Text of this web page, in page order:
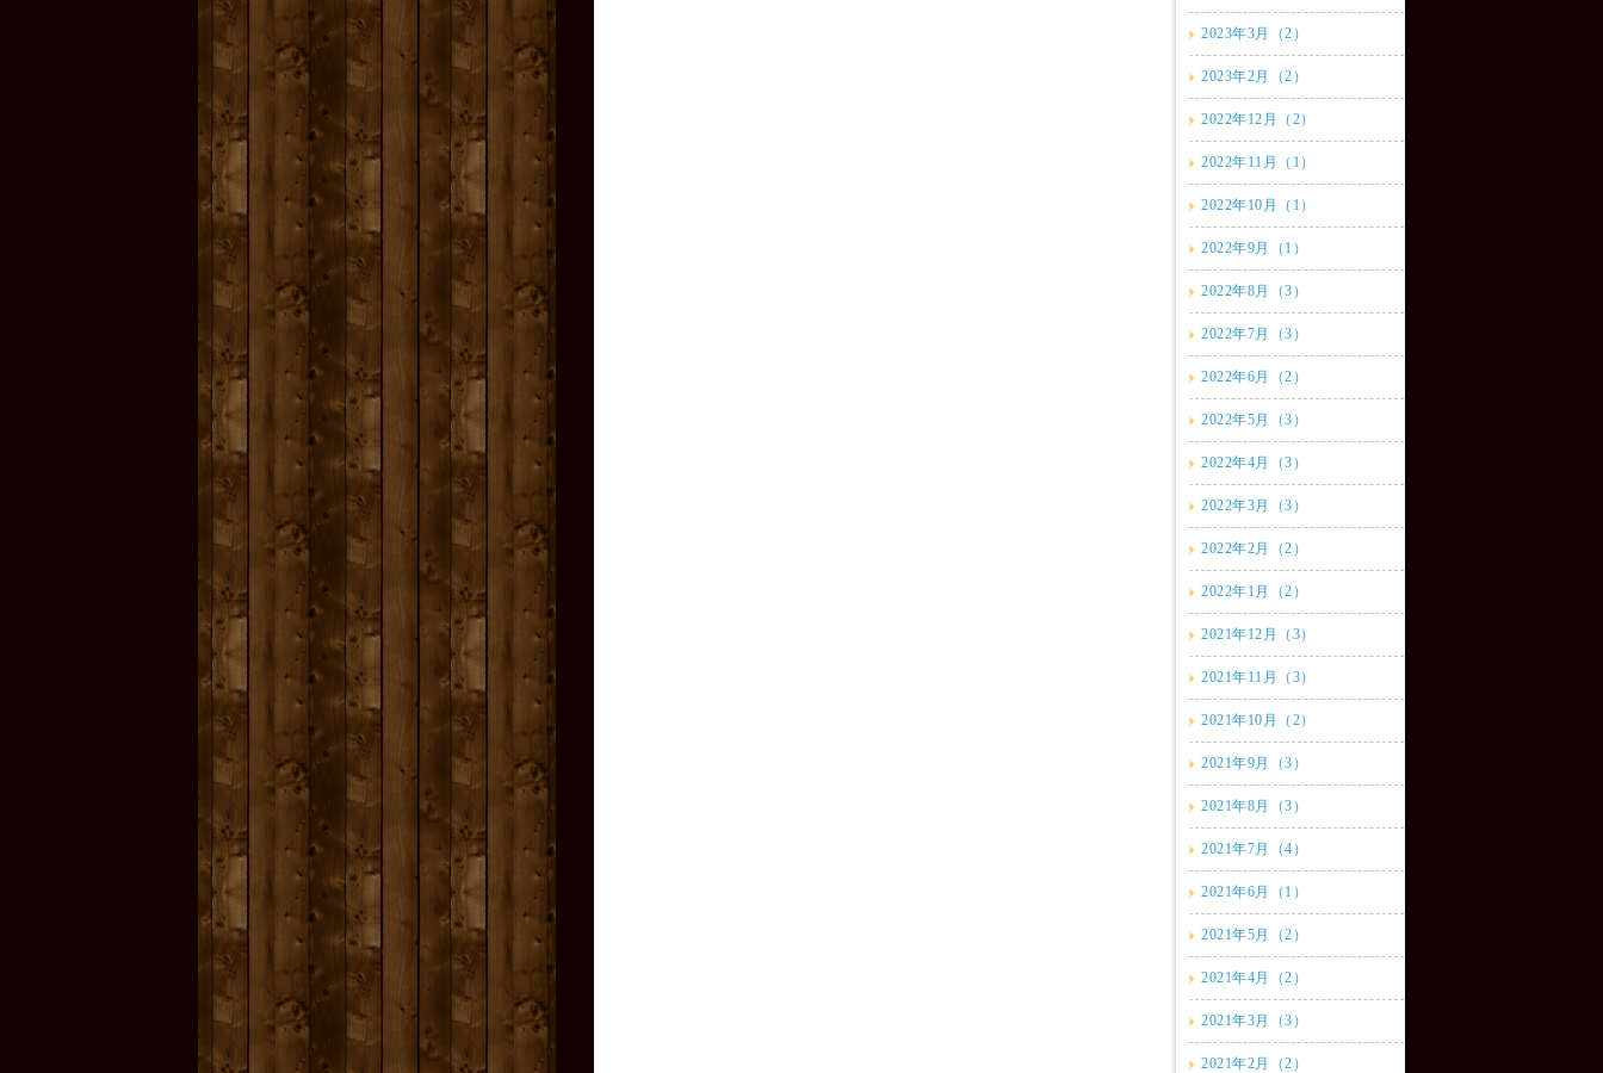
2023年3月（2）
2023年2月（2）
2022年12月（2）
2022年11月（1）
2022年10月（1）
2022年9月（1）
2022年8月（3）
2022年7月（3）
2022年6月（2）
2022年5月（3）
2022年4月（3）
2022年3月（3）
2022年2月（2）
2022年1月（2）
2021年12月（3）
2021年11月（3）
2021年10月（2）
2021年9月（3）
2021年8月（3）
2021年7月（4）
2021年6月（1）
2021年5月（2）
2021年4月（2）
2021年3月（3）
2021年2月（2）